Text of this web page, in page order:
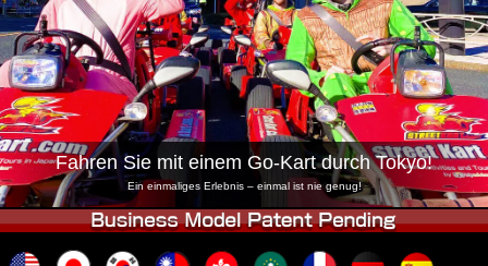
Tokio Shibuya Annex Tokio Bucht
Tokio Asakusa Osaka
Okinawa
Fahren Sie mit einem Go-Kart durch Tokyo!
Ein einmaliges Erlebnis – einmal ist nie genug!